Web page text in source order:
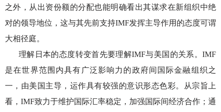
之外，从出资份额的分配也能明确看出其谋求在新组织中绝
对的领导地位，这与其先前支持IMF发挥主导作用的态度可谓
大相径庭。
理解日本的态度转变首先要理解IMF与美国的关系。IMF
是在世界范围内具有广泛影响力的政府间国际金融组织之
一，由美国主导，运作具有较强的意识形态色彩。从宗旨上
看，IMF致力于维护国际汇率稳定，加强国际间经济合作；通